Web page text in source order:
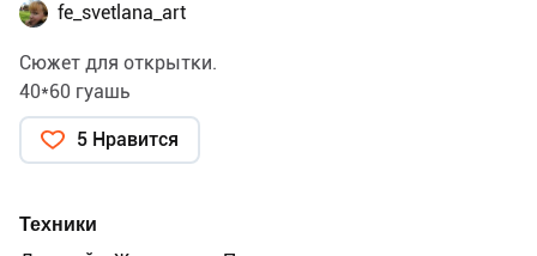
fe_svetlana_art
Сюжет для открытки.
40*60 гуашь
5 Нравится
Техники